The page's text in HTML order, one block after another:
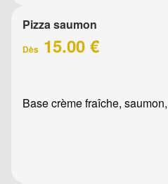
Pizza saumon
Dès 15.00 €
Base crème fraîche,